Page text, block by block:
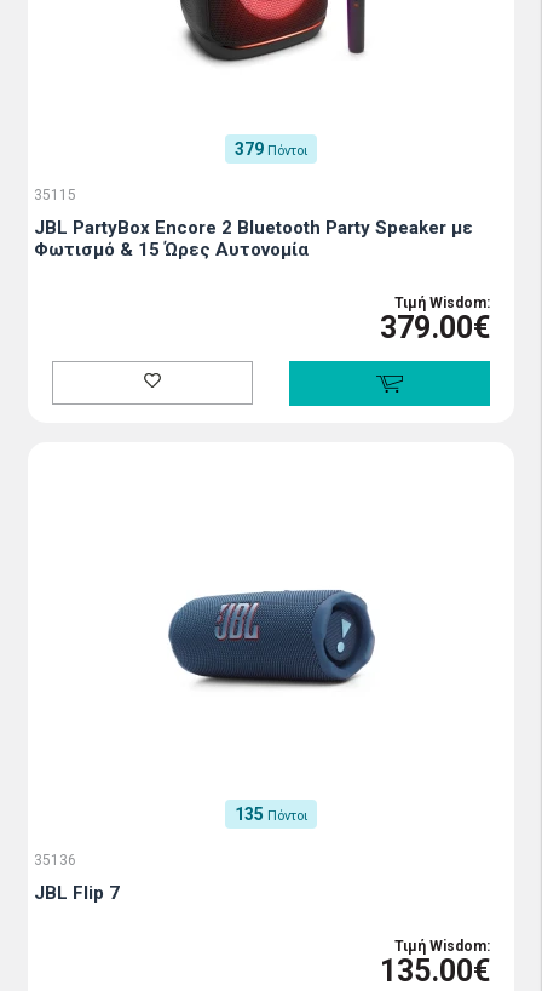
379 Πόντοι
35115
JBL PartyBox Encore 2 Bluetooth Party Speaker με
Φωτισμό & 15 Ώρες Αυτονομία
Τιμή Wisdom:
379.00€
135 Πόντοι
35136
JBL Flip 7
Τιμή Wisdom:
135.00€